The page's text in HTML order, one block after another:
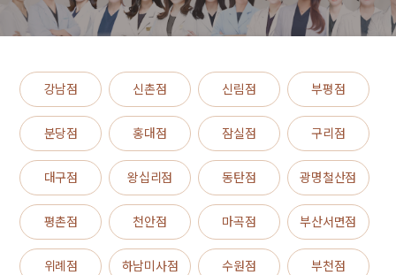
강남점 신촌점 신림점 부평점
분당점 홍대점 잠실점 구리점
대구점 왕십리점 동탄점 광명철산점
평촌점 천안점 마곡점 부산서면점
위례점 하남미사점 수원점 부천점